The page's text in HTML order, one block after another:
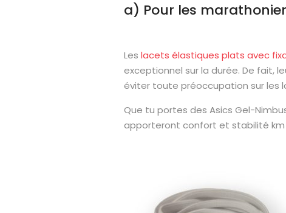
a) Pour les
Leslacets élastiques plats avec
exceptionnel sur la durée. De fait,
éviter toute préoccupation sur les
Que tu portes des Asics Gel-
apporteront confort et stabilité km